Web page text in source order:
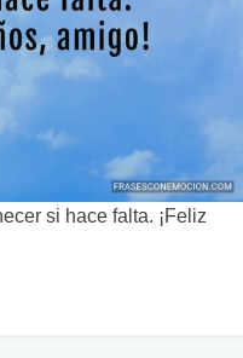
si hace falta. ¡Feliz